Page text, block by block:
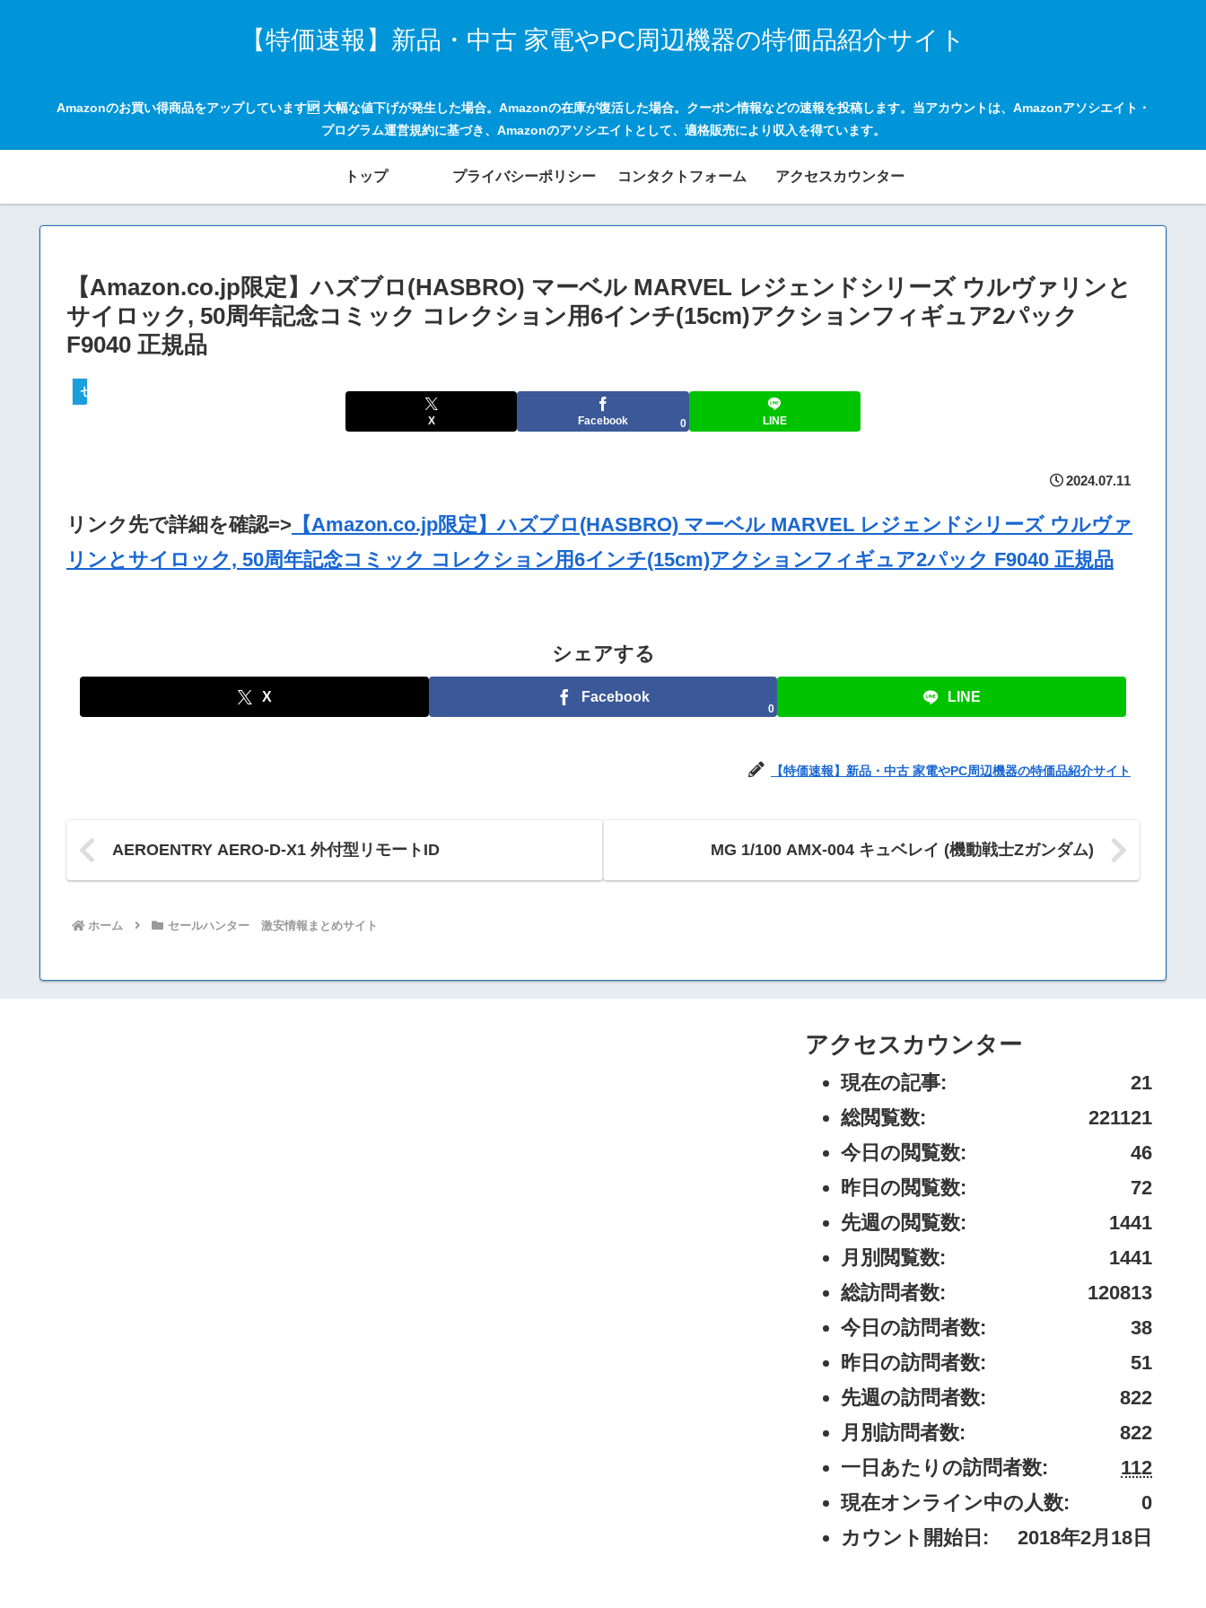
【特価速報】新品・中古 家電やPC周辺機器の特価品紹介サイト
Amazonのお買い得商品をアップしています🆙 大幅な値下げが発生した場合。Amazonの在庫が復活した場合。クーポン情報などの速報を投稿します。当アカウントは、Amazonアソシエイト・
プログラム運営規約に基づき、Amazonのアソシエイトとして、適格販売により収入を得ています。
トップ プライバシーポリシー コンタクトフォーム アクセスカウンター
【Amazon.co.jp限定】ハズブロ(HASBRO) マーベル MARVEL レジェンドシリーズ ウルヴァリンと
サイロック, 50周年記念コミック コレクション用6インチ(15cm)アクションフィギュア2パック
F9040 正規品
セールハンター 激安情報まとめサイト
X Facebook 0 LINE
2024.07.11
リンク先で詳細を確認=> 【Amazon.co.jp限定】ハズブロ(HASBRO) マーベル MARVEL レジェンドシリーズ ウルヴァ
リンとサイロック, 50周年記念コミック コレクション用6インチ(15cm)アクションフィギュア2パック F9040 正規品
シェアする
X Facebook
0
LINE
【特価速報】新品・中古 家電やPC周辺機器の特価品紹介サイト
AEROENTRY AERO-D-X1 外付型リモートID MG 1/100 AMX-004 キュベレイ (機動戦士Zガンダム)
ホーム セールハンター 激安情報まとめサイト
アクセスカウンター
21
現在の記事:
221121
総閲覧数:
46
今日の閲覧数:
72
昨日の閲覧数:
1441
先週の閲覧数:
1441
月別閲覧数:
120813
総訪問者数:
38
今日の訪問者数:
51
昨日の訪問者数:
822
先週の訪問者数:
822
月別訪問者数:
112
一日あたりの訪問者数:
0
現在オンライン中の人数:
2018年2月18日
カウント開始日: